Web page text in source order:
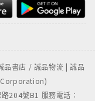
Speaker
．祖兒
書店 / 誠品物流 | 誠品
Corporation)
204號B1 服務電話：